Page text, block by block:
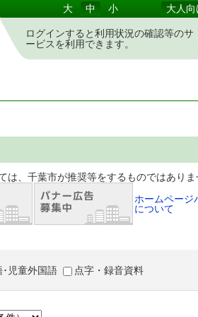
大 中 小 大人向
ログインすると利用状況の確認等のサ
ービスを利用できます。
奨等をするものではありませ
ホームページ
について
･児童外国語 点字・録音資料